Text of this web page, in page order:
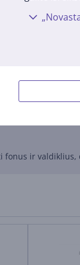
realiu laiku,
greitą reakciją ir
o 45 W greitasis
fonus ir